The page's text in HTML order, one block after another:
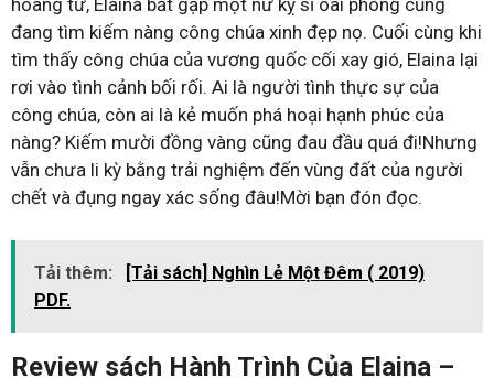
hoàng tử, Elaina bắt gặp một nữ kỵ sĩ oai phong cũng
đang tìm kiếm nàng công chúa xinh đẹp nọ. Cuối cùng khi
tìm thấy công chúa của vương quốc cối xay gió, Elaina lại
rơi vào tình cảnh bối rối. Ai là người tình thực sự của
công chúa, còn ai là kẻ muốn phá hoại hạnh phúc của
nàng? Kiếm mười đồng vàng cũng đau đầu quá đi!Nhưng
vẫn chưa li kỳ bằng trải nghiệm đến vùng đất của người
chết và đụng ngay xác sống đâu!Mời bạn đón đọc.
Tải thêm:
[Tải sách] Nghìn Lẻ Một Đêm ( 2019)
PDF.
Review sách Hành Trình Của Elaina –